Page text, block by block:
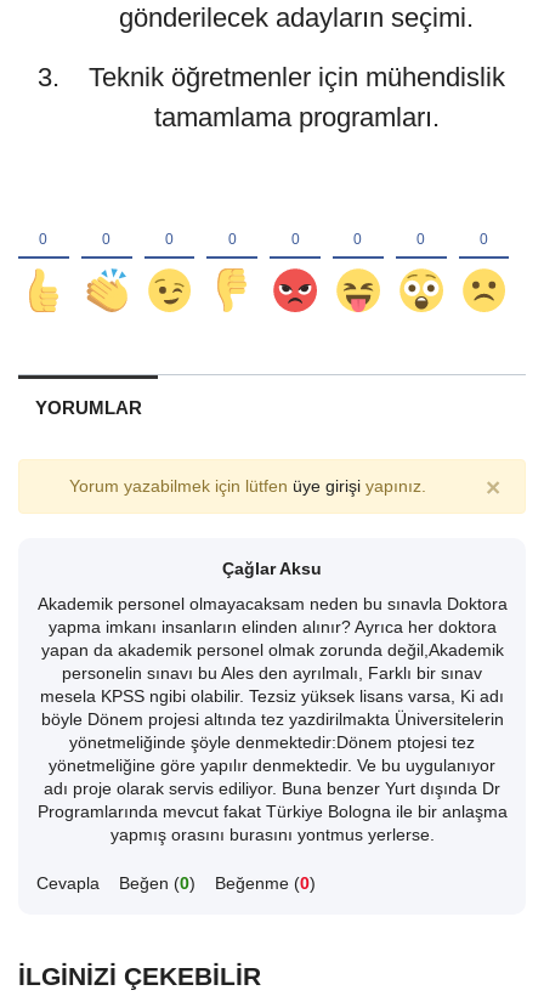
gönderilecek adayların seçimi.
Teknik öğretmenler için mühendislik
tamamlama programları.
YORUMLAR
Yorum yazabilmek için lütfen üye girişiyapınız. ×
Çağlar Aksu
Akademik personel olmayacaksam neden bu sınavla Doktora
yapma imkanı insanların elinden alınır? Ayrıca her doktora
yapan da akademik personel olmak zorunda değil,Akademik
personelin sınavı bu Ales den ayrılmalı, Farklı bir sınav
mesela KPSS ngibi olabilir. Tezsiz yüksek lisans varsa, Ki adı
böyle Dönem projesi altında tez yazdirilmakta Üniversitelerin
yönetmeliğinde şöyle denmektedir:Dönem ptojesi tez
yönetmeliğine göre yapılır denmektedir. Ve bu uygulanıyor
adı proje olarak servis ediliyor. Buna benzer Yurt dışında Dr
Programlarında mevcut fakat Türkiye Bologna ile bir anlaşma
yapmış orasını burasını yontmus yerlerse.
Cevapla Beğen (0) Beğenme (0)
İLGINIZI ÇEKEBILIR